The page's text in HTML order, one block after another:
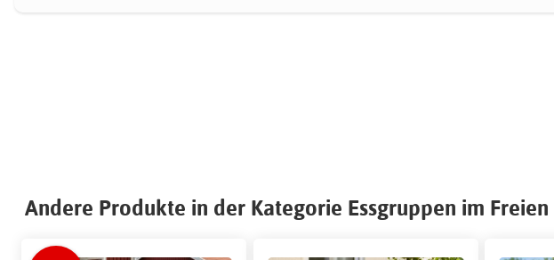
Andere Produkte in der Kategorie Essgruppen im Freien